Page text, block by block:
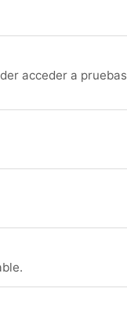
acceder a pruebas